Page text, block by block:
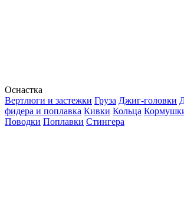
Оснастка
Вертлюги и застежки Груза Джиг-головки
фидера и поплавка Кивки Кольца
Поводки Поплавки Стингера